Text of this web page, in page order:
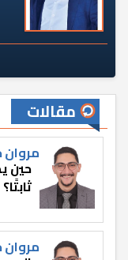
مقالات
حين
ثابتًا؟